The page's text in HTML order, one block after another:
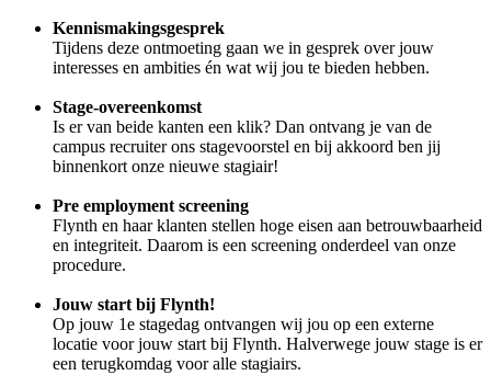
Kennismakingsgesprek
Tijdens deze ontmoeting gaan we in gesprek over jouw
interesses en ambities én wat wij jou te bieden hebben.
Stage-overeenkomst
Is er van beide kanten een klik? Dan ontvang je van de
campus recruiter ons stagevoorstel en bij akkoord ben jij
binnenkort onze nieuwe stagiair!
Pre employment screening
Flynth en haar klanten stellen hoge eisen aan betrouwbaarheid
en integriteit. Daarom is een screening onderdeel van onze
procedure.
Jouw start bij Flynth!
Op jouw 1e stagedag ontvangen wij jou op een externe
locatie voor jouw start bij Flynth. Halverwege jouw stage is er
een terugkomdag voor alle stagiairs.